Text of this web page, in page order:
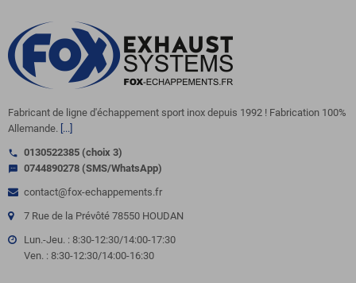
Fabricant de ligne d'échappement sport inox depuis 1992 ! Fabrication 100%
Allemande. [...]
call 0130522385 (choix 3)
sms
0744890278 (SMS/WhatsApp)
contact@fox-echappements.fr
7 Rue de la Prévôté 78550 HOUDAN
Lun.-Jeu. : 8:30-12:30/14:00-17:30
Ven. : 8:30-12:30/14:00-16:30